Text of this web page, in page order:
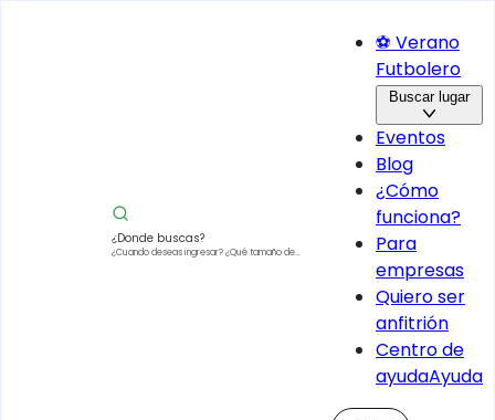
¿Donde buscas?
¿Cuando deseas ingresar?¿Qué tamaño de
⚽ Verano
Futbolero
Buscar lugar
Eventos
Blog
¿Cómo
funciona?
Para
empresas
Quiero ser
anfitrión
Centro de
ayudaAyuda